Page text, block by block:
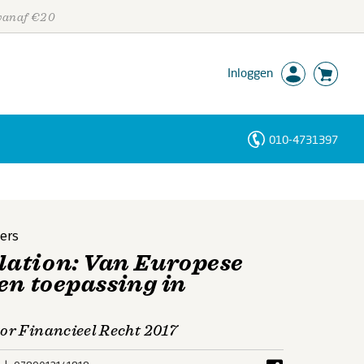
€20
Inloggen
010-4731397
Van Europese
toepassing in
Financieel Recht 2017
Personen